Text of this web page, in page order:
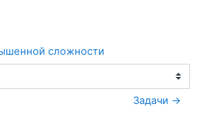
сложности
Задачи →